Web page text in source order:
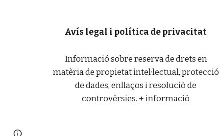
Avís legal i política de privacitat
Informació sobre reserva de drets en
matèria de propietat intel·lectual, protecció
de dades, enllaços i resolució de
controvèrsies. + informació